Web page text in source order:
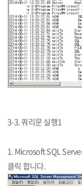
3-3. 쿼리문 실행1
1. Microsoft SQL
클릭 합니다.